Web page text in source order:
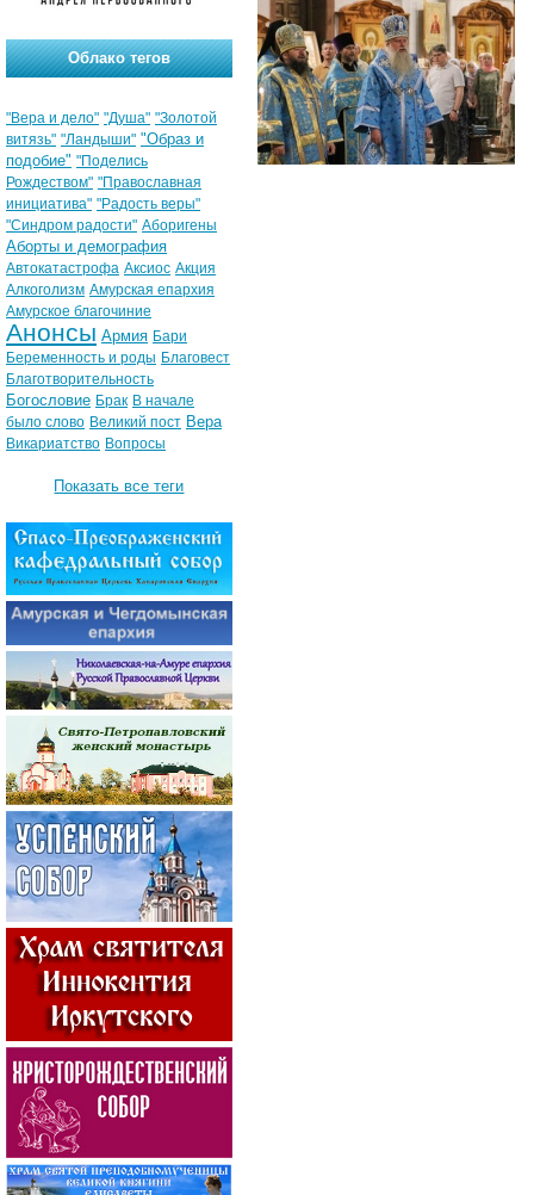
Облако тегов
"Вера и дело" "Душа" "Золотой
витязь" "Ландыши" "Образ и
подобие" "Поделись
Рождеством" "Православная
инициатива" "Радость веры"
"Синдром радости" Аборигены
Аборты и демография
Автокатастрофа Аксиос Акция
Алкоголизм Амурская епархия
Амурское благочиние
Анонсы Армия Бари
Беременность и роды Благовест
Благотворительность
Богословие Брак В начале
было слово Великий пост Вера
Викариатство Вопросы
Показать все теги